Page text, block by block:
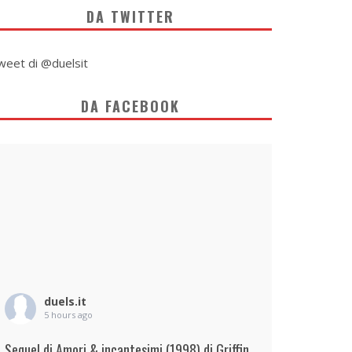
DA TWITTER
di @duelsit
DA FACEBOOK
duels.it
5 hours ago